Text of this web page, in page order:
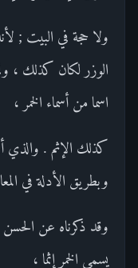
ولا حجة في البيت ;
الوزر لكان كذلك ،
اسما من أسماء الخمر ،
كذلك الإثم . والذي
وبطريق الأدلة في
وقد ذكرناه عن
يسمى الخمر إثما ،